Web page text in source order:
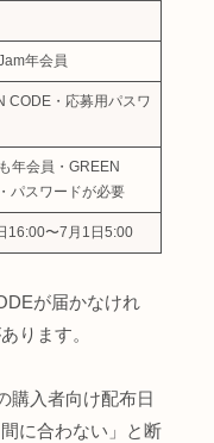
年会員
CODE・応募用パスワ
年会員・GREEN
パスワードが必要
16:00〜7月1日5:00
が届かなけれ
ります。
購入者向け配布日
に合わない」と断